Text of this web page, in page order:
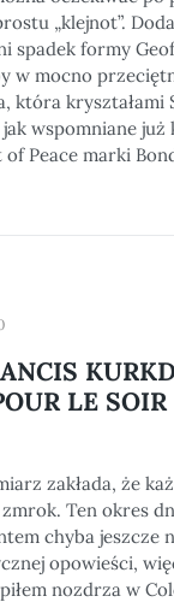
„klejnot”.
spadek formy
w mocno
która kryształami
wspomniane już
Peace marki
LE
zakłada, że
Ten okres
chyba jeszcze
opowieści,
nozdrza w